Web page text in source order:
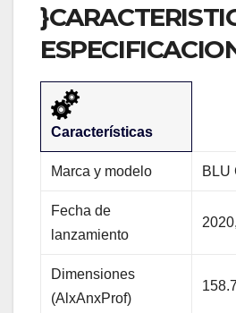
Características
Marca y modelo BLU
Fecha de
lanzamiento
Dimensiones
(AlxAnxProf)